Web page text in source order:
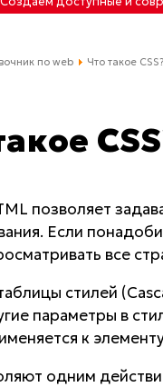
по web Что такое CSS?
позволяет
Если
все
стилей
параметры в
к
одним